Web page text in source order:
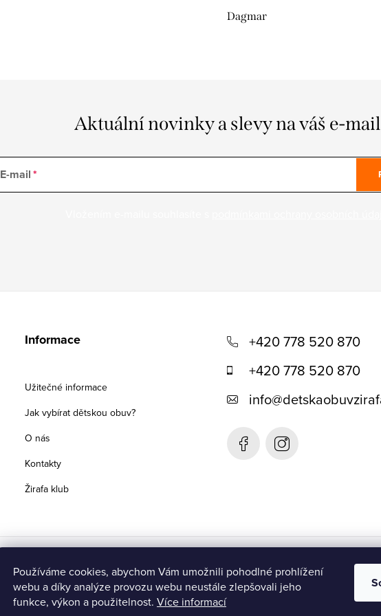
Používáme cookies, abychom Vám umožnili pohodlné prohlížení
webu a díky analýze provozu webu neustále zlepšovali jeho
funkce, výkon a použitelnost. Více informací
Dagmar
Aktuální novinky a slevy na váš e-mail
E-mail
Informace
Užitečné informace
Jak vybírat dětskou obuv?
O nás
Kontakty
Žirafa klub
+420 778 520 870
+420 778 520 870
info@